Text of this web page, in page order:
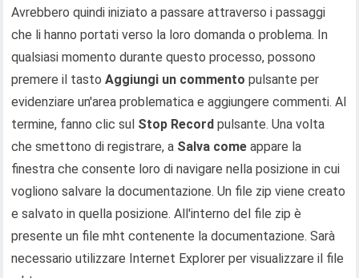
Avrebbero quindi iniziato a passare attraverso i passaggi
che li hanno portati verso la loro domanda o problema. In
qualsiasi momento durante questo processo, possono
premere il tastoAggiungi un commento pulsante per
evidenziare un'area problematica e aggiungere commenti. Al
termine, fanno clic sul Stop Record pulsante. Una volta
che smettono di registrare, a Salva comeappare la
finestra che consente loro di navigare nella posizione in cui
vogliono salvare la documentazione. Un file zip viene creato
e salvato in quella posizione. All'interno del file zip è
presente un file mht contenente la documentazione. Sarà
necessario utilizzare Internet Explorer per visualizzare il file